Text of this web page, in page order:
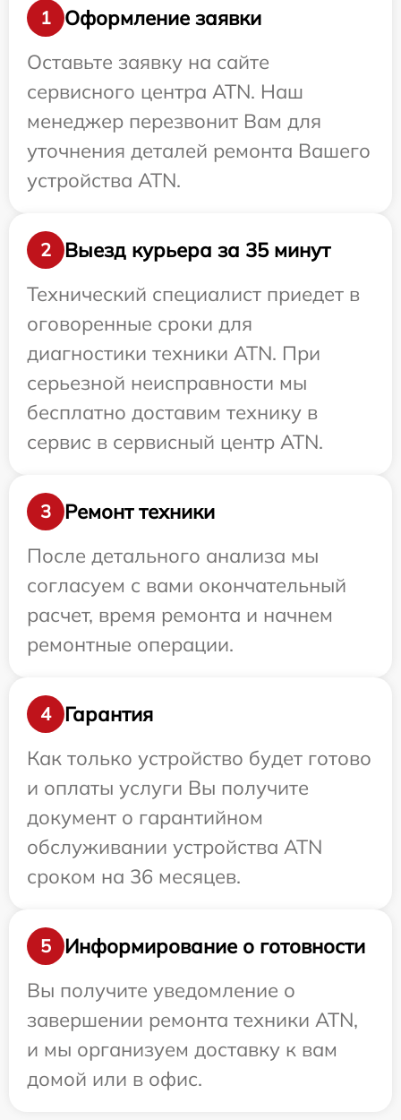
1
Оформление заявки
Оставьте заявку на сайте
сервисного центра ATN. Наш
менеджер перезвонит Вам для
уточнения деталей ремонта Вашего
устройства ATN.
2
Выезд курьера за 35 минут
Технический специалист приедет в
оговоренные сроки для
диагностики техники ATN. При
серьезной неисправности мы
бесплатно доставим технику в
сервис в сервисный центр ATN.
3
Ремонт техники
После детального анализа мы
согласуем с вами окончательный
расчет, время ремонта и начнем
ремонтные операции.
4
Гарантия
Как только устройство будет готово
и оплаты услуги Вы получите
документ о гарантийном
обслуживании устройства ATN
сроком на 36 месяцев.
5
Информирование о готовности
Вы получите уведомление о
завершении ремонта техники ATN,
и мы организуем доставку к вам
домой или в офис.